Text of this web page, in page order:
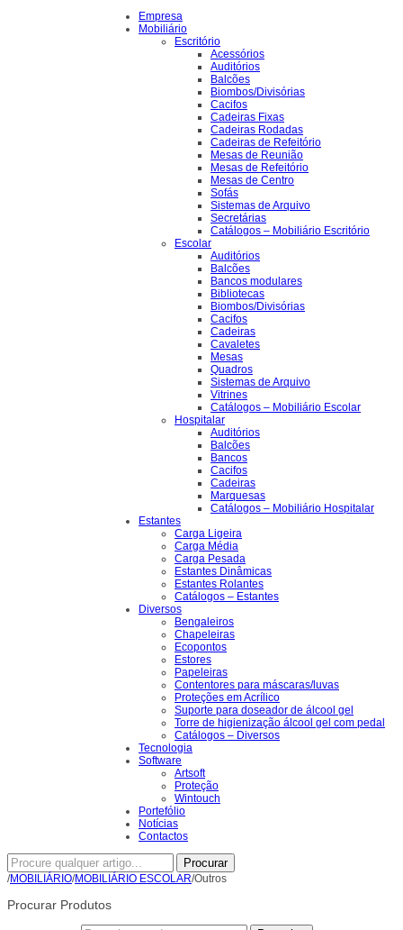
Empresa
Mobiliário
Escritório
Acessórios
Auditórios
Balcões
Biombos/Divisórias
Cacifos
Cadeiras Fixas
Cadeiras Rodadas
Cadeiras de Refeitório
Mesas de Reunião
Mesas de Refeitório
Mesas de Centro
Sofás
Sistemas de Arquivo
Secretárias
Catálogos – Mobiliário Escritório
Escolar
Auditórios
Balcões
Bancos modulares
Bibliotecas
Biombos/Divisórias
Cacifos
Cadeiras
Cavaletes
Mesas
Quadros
Sistemas de Arquivo
Vitrines
Catálogos – Mobiliário Escolar
Hospitalar
Auditórios
Balcões
Bancos
Cacifos
Cadeiras
Marquesas
Catálogos – Mobiliário Hospitalar
Estantes
Carga Ligeira
Carga Média
Carga Pesada
Estantes Dinâmicas
Estantes Rolantes
Catálogos – Estantes
Diversos
Bengaleiros
Chapeleiras
Ecopontos
Estores
Papeleiras
Contentores para máscaras/luvas
Proteções em Acrílico
Suporte para doseador de álcool gel
Torre de higienização álcool gel com pedal
Catálogos – Diversos
Tecnologia
Software
Artsoft
Proteção
Wintouch
Portefólio
Notícias
Contactos
Procurar
/MOBILIÁRIO/MOBILIÁRIO ESCOLAR/Outros
Procurar Produtos